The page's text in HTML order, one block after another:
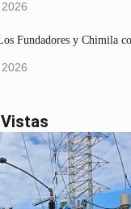
Fundadores y Chimila